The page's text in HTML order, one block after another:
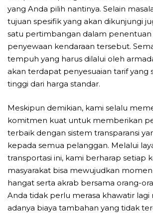
yang Anda pilih nantinya. Selain
tujuan spesifik yang akan dikunjungi
satu pertimbangan dalam penentuan
penyewaan kendaraan tersebut.
tempuh yang harus dilalui oleh
akan terdapat penyesuaian tarif yang
tinggi dari harga standar.
Meskipun demikian, kami selalu
komitmen kuat untuk memberikan
terbaik dengan sistem transparansi
kepada semua pelanggan. Melalui
transportasi ini, kami berharap setiap
masyarakat bisa mewujudkan
hangat serta akrab bersama orang-
Anda tidak perlu merasa khawatir lagi
adanya biaya tambahan yang tidak